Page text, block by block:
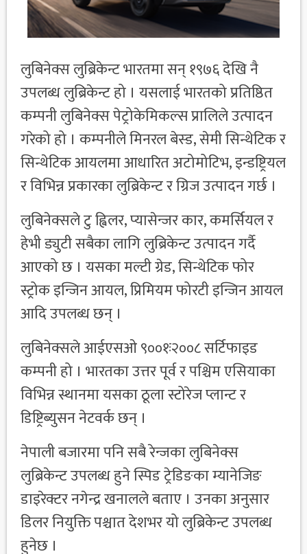
लुबिनेक्स लुब्रिकेन्ट भारतमा सन् १९७६ देखि नै
उपलब्ध लुब्रिकेन्ट हो । यसलाई भारतको प्रतिष्ठित
कम्पनी लुबिनेक्स पेट्रोकेमिकल्स प्रालिले उत्पादन
गरेको हो । कम्पनीले मिनरल बेस्ड, सेमी सिन्थेटिक र
सिन्थेटिक आयलमा आधारित अटोमोटिभ, इन्डष्ट्रियल
र विभिन्न प्रकारका लुब्रिकेन्ट र ग्रिज उत्पादन गर्छ ।
लुबिनेक्सले टु ह्विलर, प्यासेन्जर कार, कमर्सियल र
हेभी ड्युटी सबैका लागि लुब्रिकेन्ट उत्पादन गर्दै
आएको छ । यसका मल्टी ग्रेड, सिन्थेटिक फोर
स्ट्रोक इन्जिन आयल, प्रिमियम फोरटी इन्जिन आयल
आदि उपलब्ध छन् ।
लुबिनेक्सले आईएसओ ९००१ः२००८ सर्टिफाइड
कम्पनी हो । भारतका उत्तर पूर्व र पश्चिम एसियाका
विभिन्न स्थानमा यसका ठूला स्टोरेज प्लान्ट र
डिष्ट्रिब्युसन नेटवर्क छन् ।
नेपाली बजारमा पनि सबै रेन्जका लुबिनेक्स
लुब्रिकेन्ट उपलब्ध हुने स्पिड ट्रेडिङका म्यानेजिङ
डाइरेक्टर नगेन्द्र खनालले बताए । उनका अनुसार
डिलर नियुक्ति पश्चात देशभर यो लुब्रिकेन्ट उपलब्ध
हुनेछ ।